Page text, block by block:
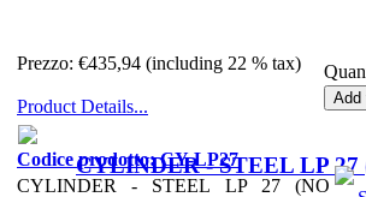
Prezzo: €435,94 (including 22 % tax)
Product Details...
CYLINDER - STEEL LP 27
Codice prodotto: CY-LP27
CYLINDER - STEEL LP 27 (NO